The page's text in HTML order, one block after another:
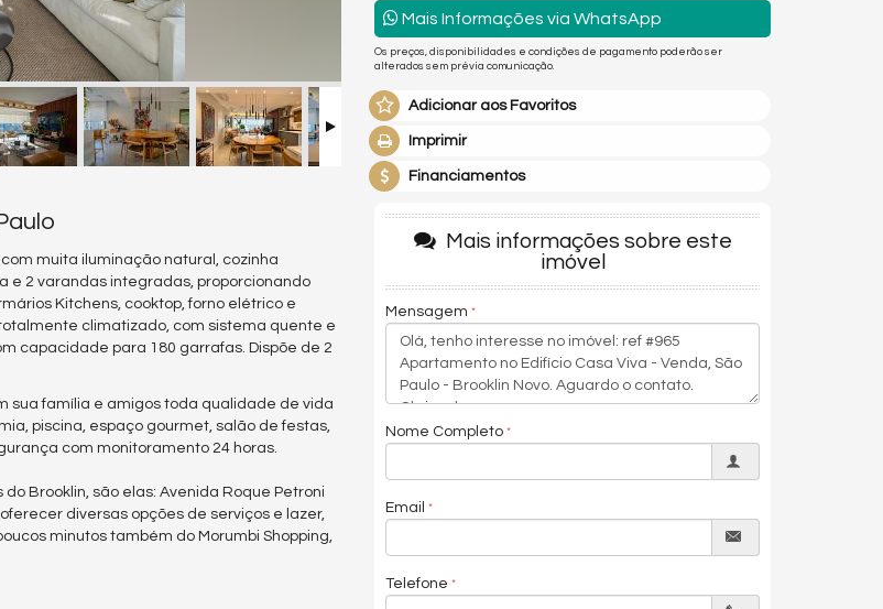
Mais Informações via WhatsApp
Os preços, disponibilidades e condições de pagamento poderão ser
alterados sem prévia comunicação.
Adicionar aos Favoritos
Imprimir
Financiamentos
muita iluminação natural, cozinha
e 2 varandas integradas, proporcionando
Kitchens, cooktop, forno elétrico e
climatizado, com sistema quente e
capacidade para 180 garrafas. Dispõe de 2
sua família e amigos toda qualidade de vida
piscina, espaço gourmet, salão de festas,
com monitoramento 24 horas.
Brooklin, são elas: Avenida Roque Petroni
diversas opções de serviços e lazer,
minutos também do Morumbi Shopping,
Mais informações sobre este
imóvel
Mensagem
Nome Completo
Email
Telefone